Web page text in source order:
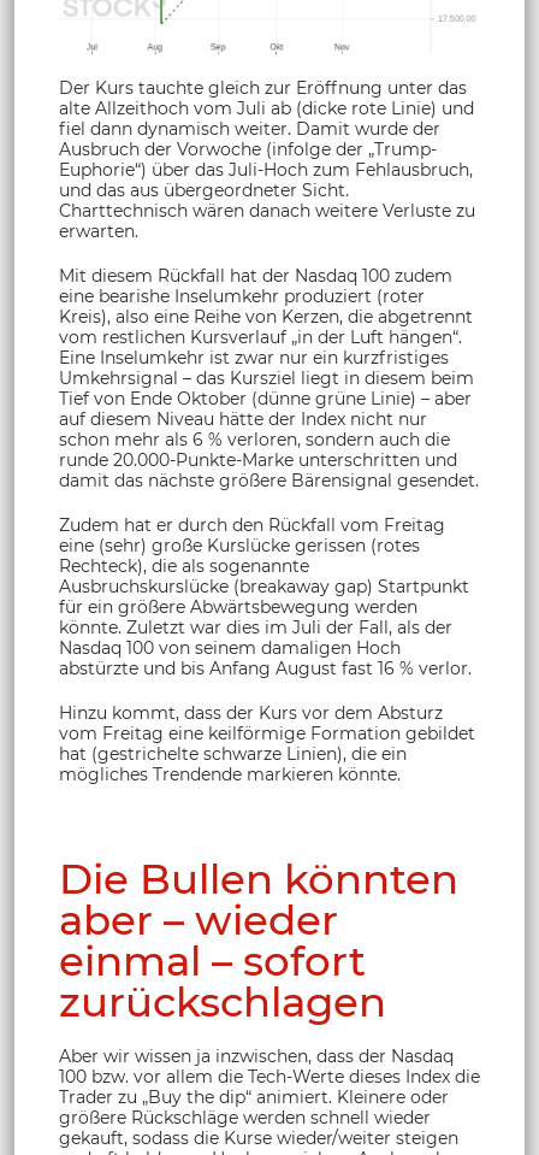
Der Kurs tauchte gleich zur Eröffnung unter das
alte Allzeithoch vom Juli ab (dicke rote Linie) und
fiel dann dynamisch weiter. Damit wurde der
Ausbruch der Vorwoche (infolge der „Trump-
Euphorie“) über das Juli-Hoch zum Fehlausbruch,
und das aus übergeordneter Sicht.
Charttechnisch wären danach weitere Verluste zu
erwarten.
Mit diesem Rückfall hat der Nasdaq 100 zudem
eine bearishe Inselumkehr produziert (roter
Kreis), also eine Reihe von Kerzen, die abgetrennt
vom restlichen Kursverlauf „in der Luft hängen“.
Eine Inselumkehr ist zwar nur ein kurzfristiges
Umkehrsignal – das Kursziel liegt in diesem beim
Tief von Ende Oktober (dünne grüne Linie) – aber
auf diesem Niveau hätte der Index nicht nur
schon mehr als 6 % verloren, sondern auch die
runde 20.000-Punkte-Marke unterschritten und
damit das nächste größere Bärensignal gesendet.
Zudem hat er durch den Rückfall vom Freitag
eine (sehr) große Kurslücke gerissen (rotes
Rechteck), die als sogenannte
Ausbruchskurslücke (breakaway gap) Startpunkt
für ein größere Abwärtsbewegung werden
könnte. Zuletzt war dies im Juli der Fall, als der
Nasdaq 100 von seinem damaligen Hoch
abstürzte und bis Anfang August fast 16 % verlor.
Hinzu kommt, dass der Kurs vor dem Absturz
vom Freitag eine keilförmige Formation gebildet
hat (gestrichelte schwarze Linien), die ein
mögliches Trendende markieren könnte.
Die Bullen könnten
aber – wieder
einmal – sofort
zurückschlagen
Aber wir wissen ja inzwischen, dass der Nasdaq
100 bzw. vor allem die Tech-Werte dieses Index die
Trader zu „Buy the dip“ animiert. Kleinere oder
größere Rückschläge werden schnell wieder
gekauft, sodass die Kurse wieder/weiter steigen